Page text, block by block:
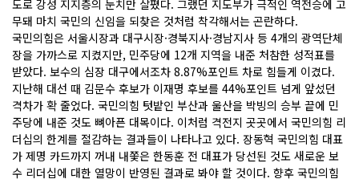
도로 강성 지지층의 눈치만 살폈다. 그랬던 지도부가 극적인 역전승에 고
무돼 마치 국민의 신임을 되찾은 것처럼 착각해서는 곤란하다.
국민의힘은 서울시장과 대구시장·경북지사·경남지사 등 4개의 광역단체
장을 가까스로 지켰지만, 민주당에 12개 지역을 내준 처참한 성적표를
받았다. 보수의 심장 대구에서조차 8.87%포인트 차로 힘들게 이겼다.
지난해 대선 때 김문수 후보가 이재명 후보를 44%포인트 넘게 앞섰던
격차가 확 줄었다. 국민의힘 텃밭인 부산과 울산을 박빙의 승부 끝에 민
주당에 내준 것도 뼈아픈 대목이다. 이처럼 격전지 곳곳에서 국민의힘 리
더십의 한계를 절감하는 결과들이 나타나고 있다. 장동혁 국민의힘 대표
가 제명 카드까지 꺼내 내쫓은 한동훈 전 대표가 당선된 것도 새로운 보
수 리더십에 대한 열망이 반영된 결과로 봐야 할 것이다. 향후 국민의힘